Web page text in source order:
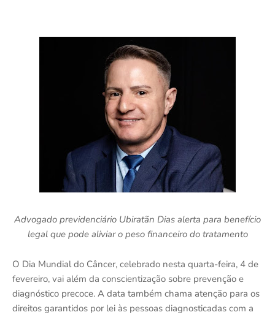
Advogado previdenciário Ubiratãn Dias alerta para benefício
legal que pode aliviar o peso financeiro do tratamento
O Dia Mundial do Câncer, celebrado nesta quarta-feira, 4 de
fevereiro, vai além da conscientização sobre prevenção e
diagnóstico precoce. A data também chama atenção para os
direitos garantidos por lei às pessoas diagnosticadas com a